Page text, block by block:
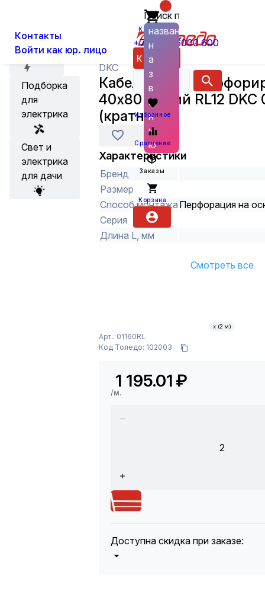
Контакты
Войти как юр. лицо
Корзина
+7 (800) 6000 600
Каталог
Поиск по
названию
н
а
з
в
а
н
и
ю
Избранное
Сравнение
Заказы
Корзина
Акции
Подборка
для
электрика
Свет и
электрика
для дачи
Кабеленесущие системы и
DKC
Кабель-канал
40х80 Синий RL12 DKC
(кратно 2)
Характеристики
Бренд
Размер
Способ монтажа Перфорация на
Серия
Длина L, мм
Смотреть все
Арт.: 01160RL
Код Толедо: 102003
1 195.01 ₽
/м.
х (2 м)
2
Доступна скидка при заказе: